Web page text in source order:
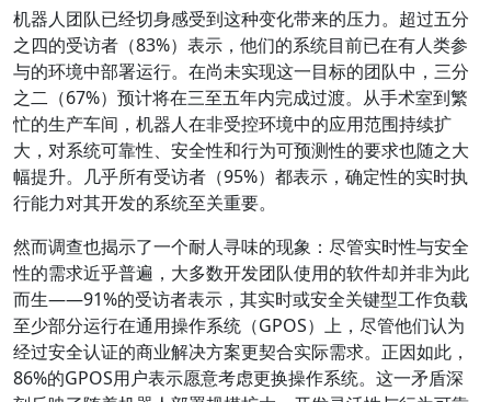
机器人团队已经切身感受到这种变化带来的压力。超过五分
之四的受访者（83%）表示，他们的系统目前已在有人类参
与的环境中部署运行。在尚未实现这一目标的团队中，三分
之二（67%）预计将在三至五年内完成过渡。从手术室到繁
忙的生产车间，机器人在非受控环境中的应用范围持续扩
大，对系统可靠性、安全性和行为可预测性的要求也随之大
幅提升。几乎所有受访者（95%）都表示，确定性的实时执
行能力对其开发的系统至关重要。
然而调查也揭示了一个耐人寻味的现象：尽管实时性与安全
性的需求近乎普遍，大多数开发团队使用的软件却并非为此
而生——91%的受访者表示，其实时或安全关键型工作负载
至少部分运行在通用操作系统（GPOS）上，尽管他们认为
经过安全认证的商业解决方案更契合实际需求。正因如此，
86%的GPOS用户表示愿意考虑更换操作系统。这一矛盾深